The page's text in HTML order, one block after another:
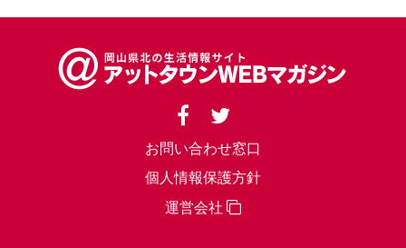
お問い合わせ窓口
個人情報保護方針
運営会社